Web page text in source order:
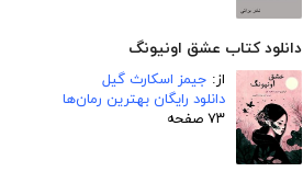
دانلود کتاب عشق اونیونگ
از: جیمز اسکارث گیل
دانلود رایگان بهترین رمان‌ها
۷۳ صفحه